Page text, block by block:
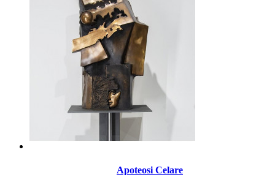
Apoteosi Celare